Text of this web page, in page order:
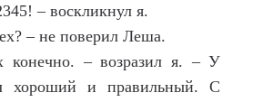
– воскликнул я.
– не поверил Леша.
конечно. – возразил я. – У
хороший и правильный. С